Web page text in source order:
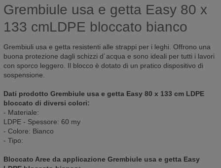
Grembiule usa e getta Easy 80 x
133 cmLDPE bloccato bianco
Grembiuli usa e getta resistenti alle strappi per i leghi. Offrono una
buona protezione dagli schizzi d´acqua e sono ideali per tutti i lavori
con sporco leggero. Il blocco è dotato di un pratico dispositivo di
sospensione.
Dati prodotto Grembiule usa e getta Easy 80 x 133 cm LDPE
bloccato di diversi colori:
- Materiale:
LDPE - Spessore: 60 my
- Colore: Bianco
- Tipo:
Bloccato Aree da applicazione Grembiule usa e getta Easy